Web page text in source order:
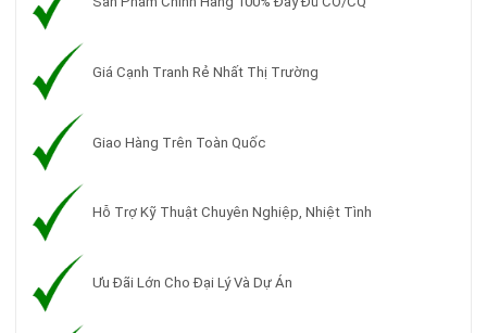
Giá Cạnh Tranh Rẻ Nhất Thị Trường
Giao Hàng Trên Toàn Quốc
Hỗ Trợ Kỹ Thuật Chuyên Nghiệp, Nhiệt Tình
Ưu Đãi Lớn Cho Đại Lý Và Dự Án